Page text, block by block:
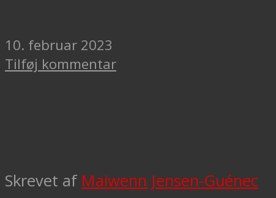
10. februar 2023
Tilføj kommentar
Skrevet af Maiwenn Jensen-Guénec